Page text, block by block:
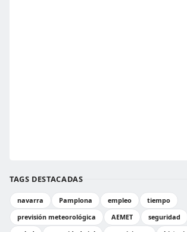
TAGS DESTACADAS
navarra Pamplona empleo
tiempo
previsión meteorológica
AEMET seguridad